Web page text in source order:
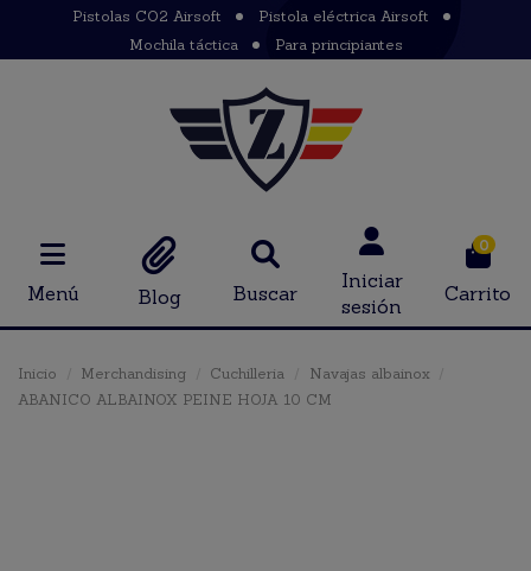
Pistolas CO2 Airsoft
Pistola eléctrica Airsoft
Mochila táctica
Para principiantes
Menú Blog Buscar
Iniciar
sesión
0
Carrito
Inicio Merchandising Cuchilleria
Navajas albainox
ABANICO ALBAINOX PEINE HOJA 10 CM